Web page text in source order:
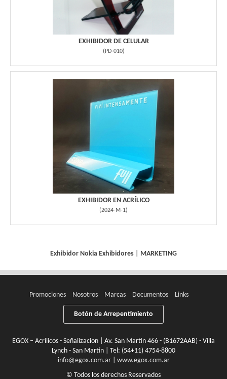
EXHIBIDOR DE CELULAR
( PD-010)
EXHIBIDOR EN ACRÍLICO
(2024-M-1)
Exhibidor Nokia Exhibidores MARKETING
Promociones Nosotros Marcas Documentos Links
Botón de Arrepentimiento
EGOX – Acrilicos - Señalizacion | Av. San Martín 466 - (B1672AAB) - Villa
Lynch - San Martín | Tel: (54+11) 4754-8800
info@egox.com.ar| www.egox.com.ar
© Todos los derechos Reservados